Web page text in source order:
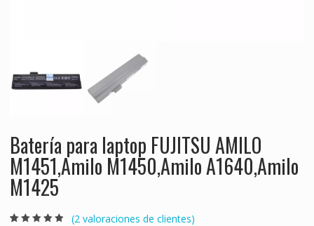
Batería para laptop FUJITSU AMILO
M1451,Amilo M1450,Amilo A1640,Amilo
M1425
(2 valoraciones de clientes)